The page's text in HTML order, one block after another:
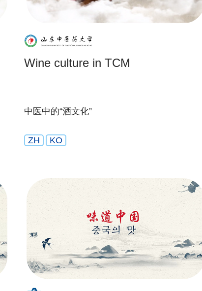
Wine culture in TCM
中医中的“酒文化”
ZH KO